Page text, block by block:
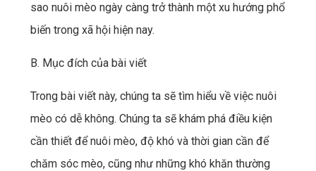
sao nuôi mèo ngày càng trở thành một xu hướng phổ
biến trong xã hội hiện nay.
B. Mục đích của bài viết
Trong bài viết này, chúng ta sẽ tìm hiểu về việc nuôi
mèo có dễ không. Chúng ta sẽ khám phá điều kiện
cần thiết để nuôi mèo, độ khó và thời gian cần để
chăm sóc mèo, cũng như những khó khăn thường